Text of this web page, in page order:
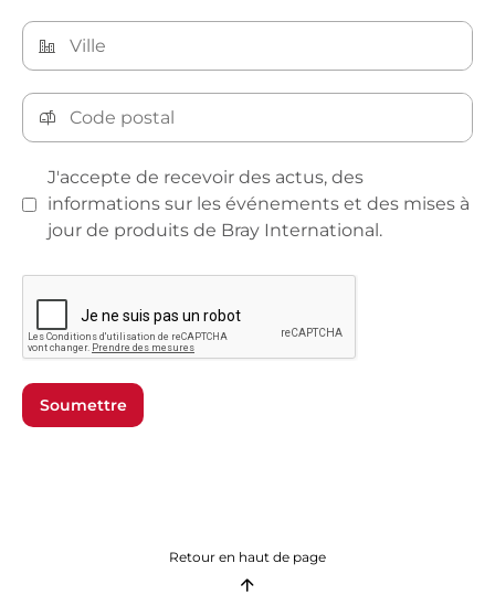
J'accepte de recevoir des actus, des
informations sur les événements et des mises à
jour de produits de Bray International.
Soumettre
Retour en haut de page